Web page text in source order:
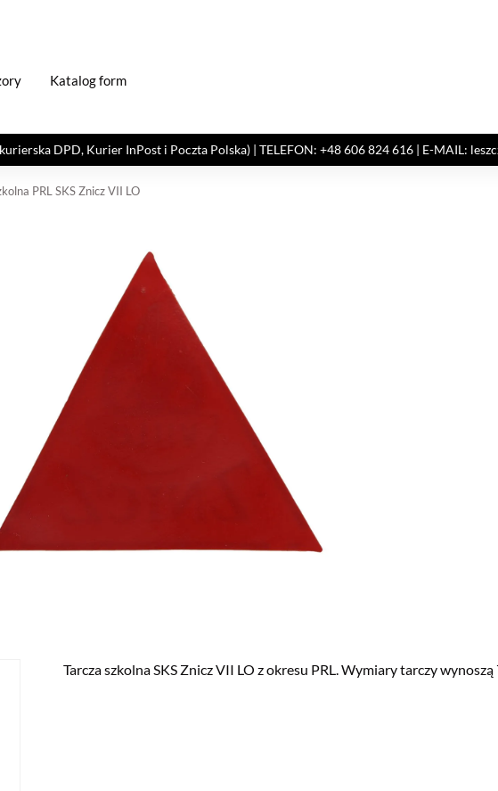
Katalog form
DPD, Kurier InPost i Poczta Polska) | TELEFON: +48 606 824 616 | E-MAIL:
PRL SKS Znicz VII LO
Tarcza szkolna SKS Znicz VII LO z okresu PRL. Wymiary tarczy wynoszą